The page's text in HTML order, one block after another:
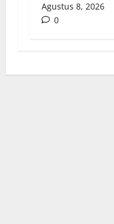
Agustus 8, 2026
0